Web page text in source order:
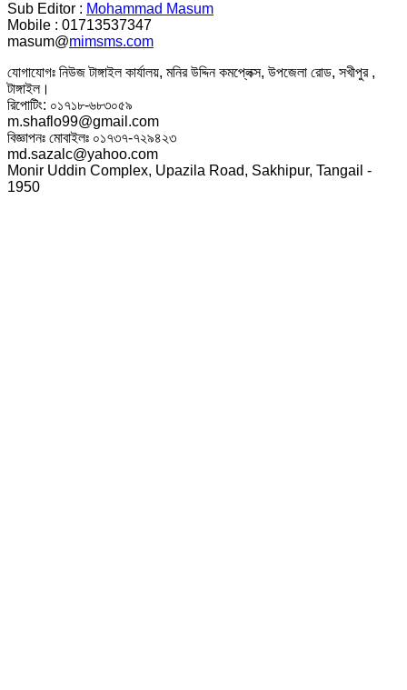
Sub Editor : Mohammad Masum
Mobile : 01713537347
masum@mimsms.com
যোগাযোগঃ নিউজ টাঙ্গাইল কার্যালয়, মনির উদ্দিন কমপ্লেক্স, উপজেলা রোড, সখীপুর ,
টাঙ্গাইল।
রিপোটিং: ০১৭১৮-৬৮৩০৫৯
m.shaflo99@gmail.com
বিজ্ঞাপনঃ মোবাইলঃ ০১৭৩৭-৭২৯৪২৩
md.sazalc@yahoo.com
Monir Uddin Complex, Upazila Road, Sakhipur, Tangail -
1950